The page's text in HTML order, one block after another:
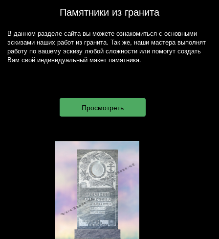
Памятники из гранита
В данном разделе сайта вы можете ознакомиться с основными
эскизами наших работ из гранита. Так же, наши мастера выполнят
работу по вашему эскизу любой сложности или помогут создать
Вам свой индивидуальный макет памятника.